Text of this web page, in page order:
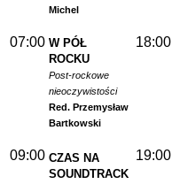
Michel
07:00 W PÓŁ
ROCKU
Post-rockowe
nieoczywistości
Red. Przemysław
Bartkowski
18:00
09:00 CZAS NA
SOUNDTRACK
19:00